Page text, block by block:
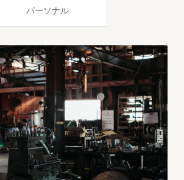
パーソナル